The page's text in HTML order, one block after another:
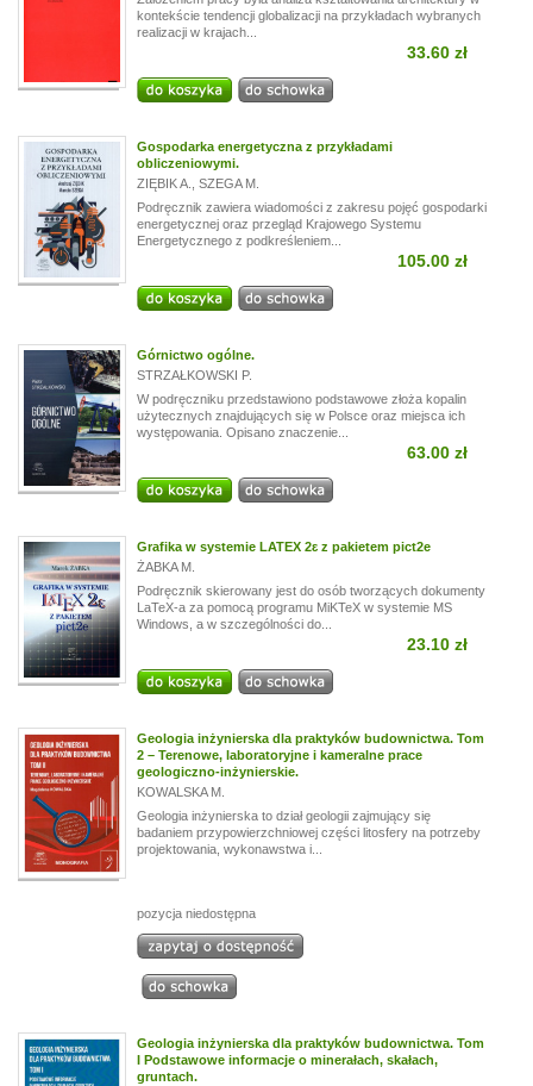
kontekście tendencji globalizacji na przykładach wybranych
realizacji w krajach...
33.60 zł
Gospodarka energetyczna z przykładami
obliczeniowymi.
ZIĘBIK A.
SZEGA M.
Podręcznik zawiera wiadomości z zakresu pojęć gospodarki
energetycznej oraz przegląd Krajowego Systemu
Energetycznego z podkreśleniem...
105.00 zł
Górnictwo ogólne.
STRZAŁKOWSKI P.
W podręczniku przedstawiono podstawowe złoża kopalin
użytecznych znajdujących się w Polsce oraz miejsca ich
występowania. Opisano znaczenie...
63.00 zł
Grafika w systemie LATEX 2ɛ z pakietem pict2e
ŻABKA M.
Podręcznik skierowany jest do osób tworzących dokumenty
LaTeX-a za pomocą programu MiKTeX w systemie MS
Windows, a w szczególności do...
23.10 zł
Geologia inżynierska dla praktyków budownictwa. Tom
2 – Terenowe, laboratoryjne i kameralne prace
geologiczno-inżynierskie.
KOWALSKA M.
Geologia inżynierska to dział geologii zajmujący się
badaniem przypowierzchniowej części litosfery na potrzeby
projektowania, wykonawstwa i...
pozycja niedostępna
Geologia inżynierska dla praktyków budownictwa. Tom
I Podstawowe informacje o minerałach, skałach,
gruntach.